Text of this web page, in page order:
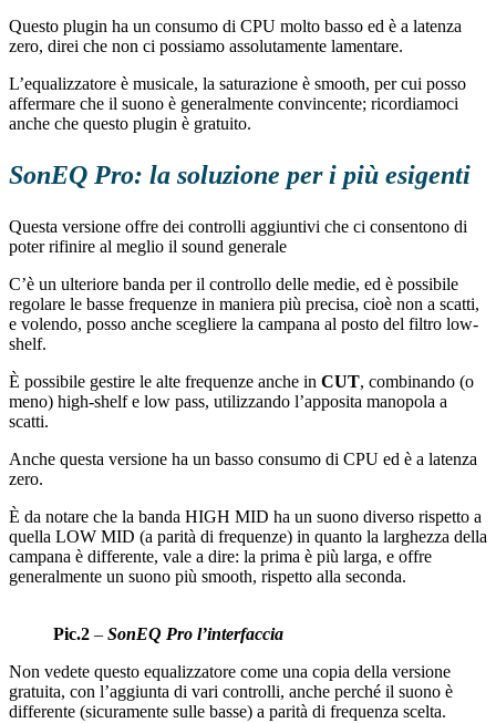
Questo plugin ha un consumo di CPU molto basso ed è a latenza
zero, direi che non ci possiamo assolutamente lamentare.
L’equalizzatore è musicale, la saturazione è smooth, per cui posso
affermare che il suono è generalmente convincente; ricordiamoci
anche che questo plugin è gratuito.
SonEQ Pro: la soluzione per i più esigenti
Questa versione offre dei controlli aggiuntivi che ci consentono di
poter rifinire al meglio il sound generale
C’è un ulteriore banda per il controllo delle medie, ed è possibile
regolare le basse frequenze in maniera più precisa, cioè non a scatti,
e volendo, posso anche scegliere la campana al posto del filtro low-
shelf.
È possibile gestire le alte frequenze anche in CUT, combinando (o
meno) high-shelf e low pass, utilizzando l’apposita manopola a
scatti.
Anche questa versione ha un basso consumo di CPU ed è a latenza
zero.
È da notare che la banda HIGH MID ha un suono diverso rispetto a
quella LOW MID (a parità di frequenze) in quanto la larghezza della
campana è differente, vale a dire: la prima è più larga, e offre
generalmente un suono più smooth, rispetto alla seconda.
Pic.2 – SonEQ Pro l’interfaccia
Non vedete questo equalizzatore come una copia della versione
gratuita, con l’aggiunta di vari controlli, anche perché il suono è
differente (sicuramente sulle basse) a parità di frequenza scelta.